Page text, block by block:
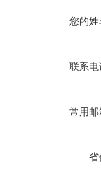
您的姓
联系电
常用邮
省